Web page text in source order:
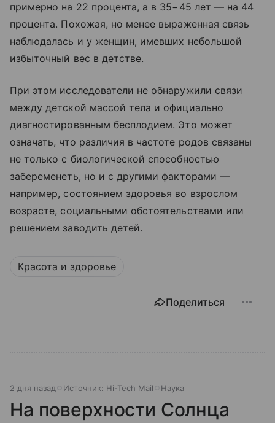
примерно на 22 процента, а в 35−45 лет — на 44
процента. Похожая, но менее выраженная связь
наблюдалась и у женщин, имевших небольшой
избыточный вес в детстве.
При этом исследователи не обнаружили связи
между детской массой тела и официально
диагностированным бесплодием. Это может
означать, что различия в частоте родов связаны
не только с биологической способностью
забеременеть, но и с другими факторами —
например, состоянием здоровья во взрослом
возрасте, социальными обстоятельствами или
решением заводить детей.
Красота и здоровье
Поделиться
2 дня назад Источник: Hi-Tech Mail Наука
На поверхности Солнца